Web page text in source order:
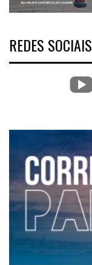
REDES SOCIAIS